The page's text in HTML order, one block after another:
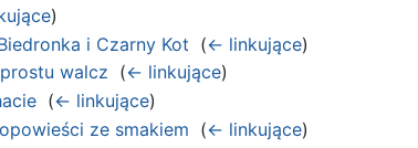
)
i Czarny Kot
(← linkujące)
prostu walcz (← linkujące)
‎ (← linkujące)
ze smakiem (← linkujące)